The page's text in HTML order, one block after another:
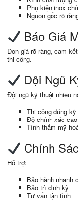
Phụ kiện inox
Nguồn gốc rõ
Báo Giá
Đơn giá rõ ràng, cam
thi công.
Đội Ngũ
Đội ngũ kỹ thuật nhiều
Thi công đúng kỹ
Độ chính xác cao
Tính thẩm mỹ
Chính
Hỗ trợ:
Bảo hành nhanh
Bảo trì định kỳ
Tư vấn tận tình